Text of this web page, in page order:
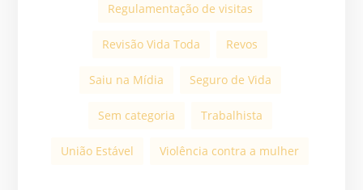
Regulamentação de visitas
Revisão Vida Toda Revos
Saiu na Mídia Seguro de Vida
Sem categoria Trabalhista
União Estável Violência contra a mulher